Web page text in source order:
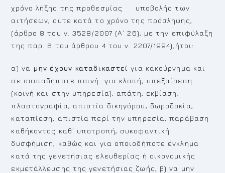
χρόνο λήξης της προθεσμίας υποβολής των
αιτήσεων, ούτε κατά το χρόνο της πρόσληψης,
(άρθρο 8 του ν. 3528/2007 (Α΄ 26), με την επιφύλαξη
της παρ. 6 του άρθρου 4 του ν. 2207/1994),ήτοι:
α) να μην έχουν καταδικαστεί για κακούργημα και
σε οποιαδήποτε ποινή για κλοπή, υπεξαίρεση
(κοινή και στην υπηρεσία), απάτη, εκβίαση,
πλαστογραφία, απιστία δικηγόρου, δωροδοκία,
καταπίεση, απιστία περί την υπηρεσία, παράβαση
καθήκοντος καθ’ υποτροπή, συκοφαντική
δυσφήμιση, καθώς και για οποιοδήποτε έγκλημα
κατά της γενετήσιας ελευθερίας ή οικονομικής
εκμετάλλευσης της γενετήσιας ζωής, β) να μην